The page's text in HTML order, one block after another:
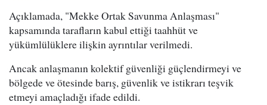
Açıklamada, "Mekke Ortak Savunma Anlaşması"
kapsamında tarafların kabul ettiği taahhüt ve
yükümlülüklere ilişkin ayrıntılar verilmedi.
Ancak anlaşmanın kolektif güvenliği güçlendirmeyi ve
bölgede ve ötesinde barış, güvenlik ve istikrarı teşvik
etmeyi amaçladığı ifade edildi.